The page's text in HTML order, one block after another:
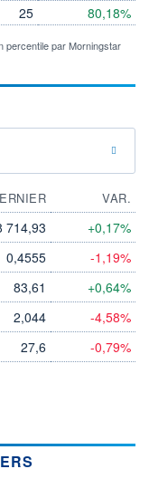
25
80,18%
percentile par Morningstar
VAR.
714,93 +0,17%
0,4555 -1,19%
83,61 +0,64%
2,044 -4,58%
27,6 -0,79%